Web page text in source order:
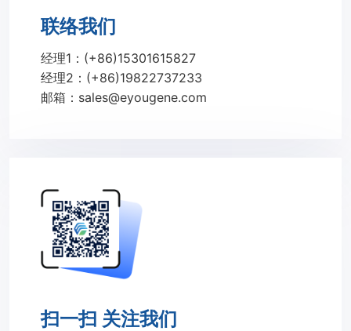
联络我们
经理1：(+86)15301615827
经理2：(+86)19822737233
邮箱：sales@eyougene.com
扫一扫 关注我们